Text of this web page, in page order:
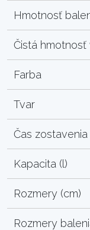
Hmotnosť
Čistá hmotnosť
Farba
Tvar
Čas zostavenia
Kapacita (l)
Rozmery (cm)
Rozmery